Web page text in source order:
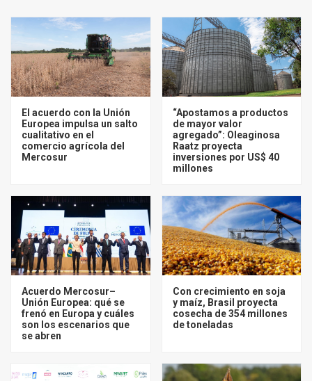
El acuerdo con la Unión
Europea impulsa un salto
cualitativo en el
comercio agrícola del
Mercosur
“Apostamos a productos
de mayor valor
agregado”: Oleaginosa
Raatz proyecta
inversiones por US$ 40
millones
Acuerdo Mercosur–
Unión Europea: qué se
frenó en Europa y cuáles
son los escenarios que
se abren
Con crecimiento en soja
y maíz, Brasil proyecta
cosecha de 354 millones
de toneladas